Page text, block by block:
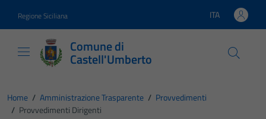
Regione Siciliana Lingua attiva:
ITA
Comune di
Castell'Umberto
Home / Amministrazione Trasparente / Provvedimenti
/ Provvedimenti Dirigenti